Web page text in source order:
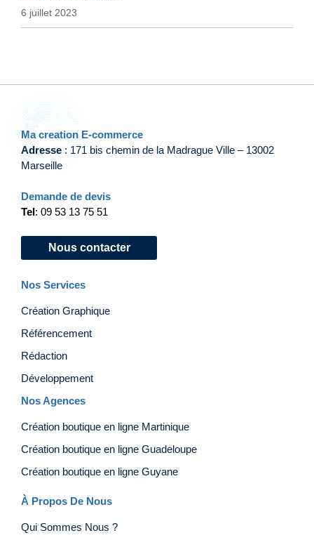
6 juillet 2023
Ma creation E-commerce
Adresse : 171 bis chemin de la Madrague Ville – 13002
Marseille
Demande de devis
Tel: 09 53 13 75 51
Nous contacter
Nos Services
Création Graphique
Référencement
Rédaction
Développement
Nos Agences
Création boutique en ligne Martinique
Création boutique en ligne Guadeloupe
Création boutique en ligne Guyane
À Propos De Nous
Qui Sommes Nous ?